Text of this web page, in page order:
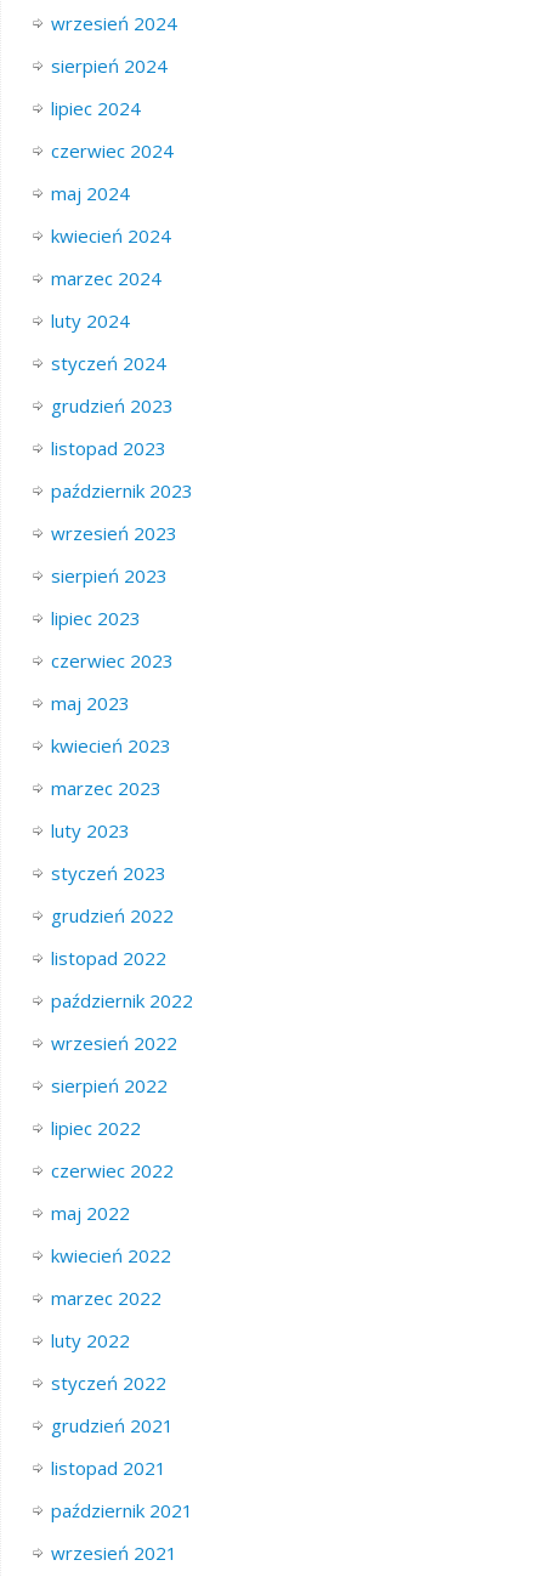
wrzesień 2024
sierpień 2024
lipiec 2024
czerwiec 2024
maj 2024
kwiecień 2024
marzec 2024
luty 2024
styczeń 2024
grudzień 2023
listopad 2023
październik 2023
wrzesień 2023
sierpień 2023
lipiec 2023
czerwiec 2023
maj 2023
kwiecień 2023
marzec 2023
luty 2023
styczeń 2023
grudzień 2022
listopad 2022
październik 2022
wrzesień 2022
sierpień 2022
lipiec 2022
czerwiec 2022
maj 2022
kwiecień 2022
marzec 2022
luty 2022
styczeń 2022
grudzień 2021
listopad 2021
październik 2021
wrzesień 2021